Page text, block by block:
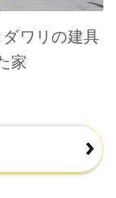
ワリの建具
家